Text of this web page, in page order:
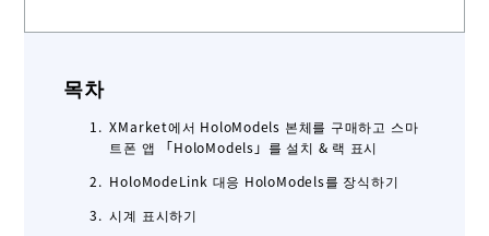
목차
XMarket에서 HoloModels 본체를 구매하고 스마
트폰 앱 「HoloModels」를 설치 & 랙 표시
HoloModeLink 대응 HoloModels를 장식하기
시계 표시하기